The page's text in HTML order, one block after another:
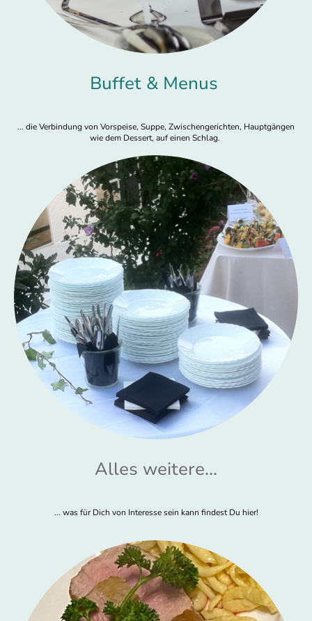
Buffet & Menus
... die Verbindung von Vorspeise, Suppe, Zwischengerichten, Hauptgängen
wie dem Dessert, auf einen Schlag.
Alles weitere...
... was für Dich von Interesse sein kann findest Du hier!